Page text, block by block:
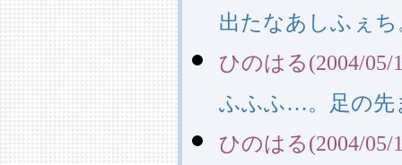
出たなあしふぇち
ひのはる(2004/05/
ふふふ…。足の先
ひのはる(2004/05/